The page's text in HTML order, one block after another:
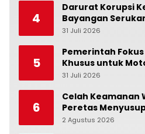
4
Darurat Korupsi
Bayangan
Penindakan Saja
31 Juli 2026
5
Pemerintah
Khusus untuk
31 Juli 2026
6
Celah Keamanan
Peretas
2 Agustus 2026